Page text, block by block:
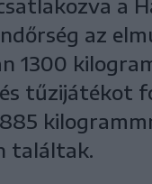
a
az
1300
tűzijátékot
találtak.